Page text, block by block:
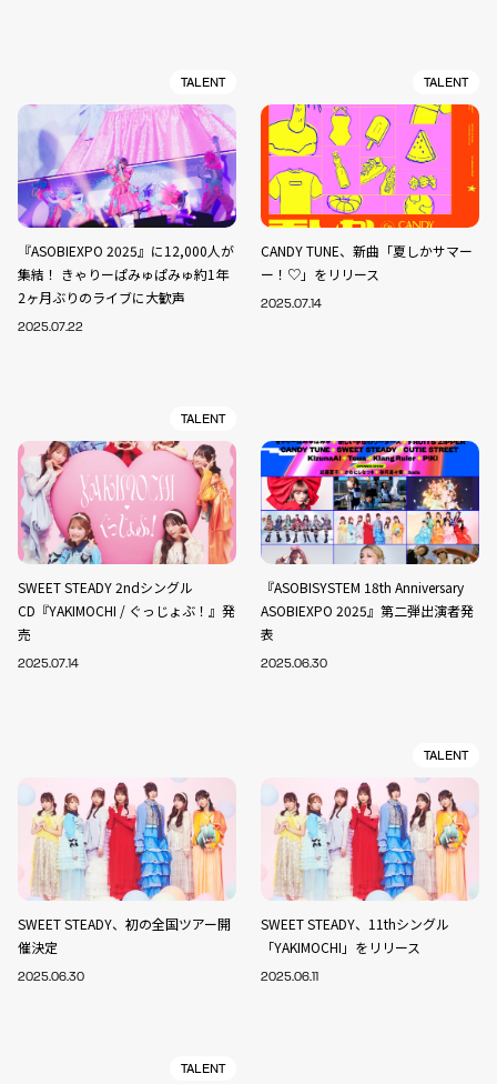
TALENT
『ASOBIEXPO 2025』に12,000人が
集結！ きゃりーぱみゅぱみゅ約1年
2ヶ月ぶりのライブに大歓声
2025.07.22
TALENT
CANDY TUNE、新曲「夏しかサマー
ー！♡」をリリース
2025.07.14
TALENT
SWEET STEADY 2ndシングル
CD『YAKIMOCHI / ぐっじょぶ！』発
売
2025.07.14
『ASOBISYSTEM 18th Anniversary
ASOBIEXPO 2025』第二弾出演者発
表
2025.06.30
SWEET STEADY、初の全国ツアー開
催決定
2025.06.30
TALENT
SWEET STEADY、11thシングル
「YAKIMOCHI」をリリース
2025.06.11
TALENT